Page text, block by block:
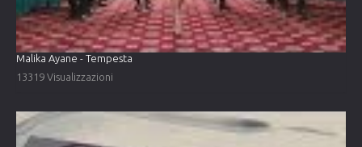
Malika Ayane - Tempesta
13319 Visualizzazioni